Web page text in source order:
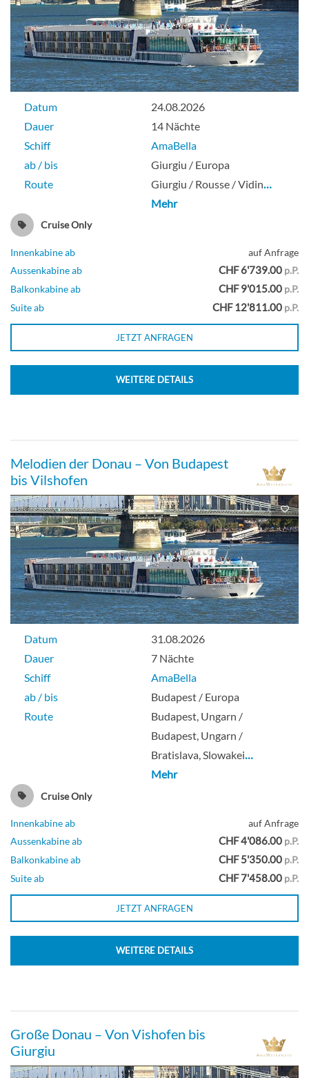
Datum
24.08.2026
Dauer
14 Nächte
Schiff
AmaBella
ab / bis
Giurgiu / Europa
Route
Giurgiu / Rousse / Vidin…
Mehr
Cruise Only
Innenkabine ab
auf Anfrage
Aussenkabine ab
CHF 6'739.00 p.P.
Balkonkabine ab
CHF 9'015.00 p.P.
Suite ab
CHF 12'811.00 p.P.
JETZT ANFRAGEN
WEITERE DETAILS
Melodien der Donau – Von Budapest
bis Vilshofen
Datum
31.08.2026
Dauer
7 Nächte
Schiff
AmaBella
ab / bis
Budapest / Europa
Route
Budapest, Ungarn /
Budapest, Ungarn /
Bratislava, Slowakei…
Mehr
Cruise Only
Innenkabine ab
auf Anfrage
Aussenkabine ab
CHF 4'086.00 p.P.
Balkonkabine ab
CHF 5'350.00 p.P.
Suite ab
CHF 7'458.00 p.P.
JETZT ANFRAGEN
WEITERE DETAILS
Große Donau – Von Vishofen bis
Giurgiu